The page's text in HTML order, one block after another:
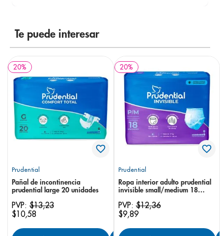
Te puede interesar
20%
Prudential
Pañal de incontinencia
prudential large 20 unidades
PVP: $13,23
$10,58
20%
Prudential
Ropa interior adulto prudential
invisible small/medium 18
PVP:$12,36
$9,89